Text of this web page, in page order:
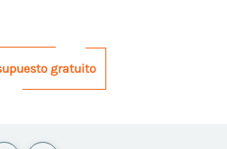
gratuito